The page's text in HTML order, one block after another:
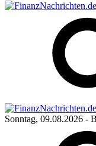
Sonntag, 09.08.2026 -